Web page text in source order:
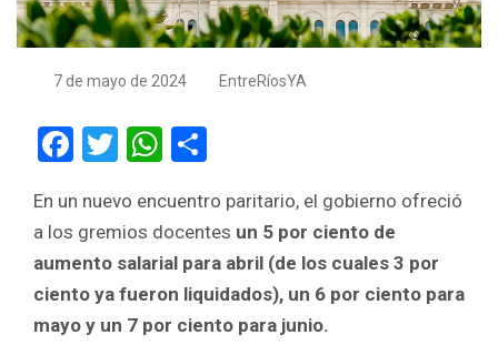
7 de mayo de 2024 EntreRíosYA
F
ce
b
o
o
T
tt
er
W
at
s
A
p
ar
e
En un nuevo encuentro paritario, el gobierno ofreció
a los gremios docentes un 5 por ciento de
aumento salarial para abril (de los cuales 3 por
ciento ya fueron liquidados), un 6 por ciento para
mayo y un 7 por ciento para junio.